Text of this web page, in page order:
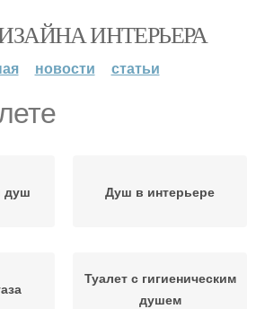
ИНТЕРЬЕРА
новости статьи
душ Душ в интерьере
Туалет с гигиеническим
душем